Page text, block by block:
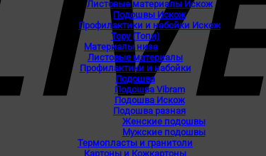
Листовые материалы Искож
Подошвы Искож
Профилактики и набойки Искож
Topy (Топи)
Материалы низа
Листовые материалы
Профилактики и набойки
Подошва
Подошва Vibram
Подошва Искож
Подошва разная
Женские подошвы
Мужские подошвы
Термопласты и гранитоли
Картоны и Кожкартоны